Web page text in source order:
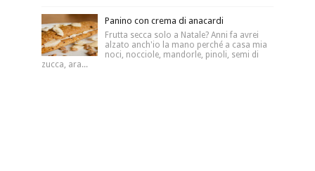
Panino con crema di anacardi
Frutta secca solo a Natale? Anni fa avrei
alzato anch'io la mano perché a casa mia
noci, nocciole, mandorle, pinoli, semi di
zucca, ara...